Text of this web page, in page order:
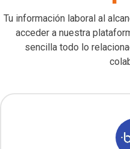
Tu información laboral al
acceder a nuestra
sencilla todo lo